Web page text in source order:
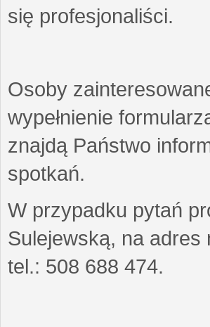
się profesjonaliści.
Osoby
wypełnienie
znajdą Państwo
spotkań.
W przypadku pytań
Sulejewską, na adres
tel.: 508 688 474.